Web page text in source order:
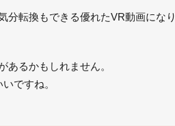
分転換もできる優れたVR動画になり
るかもしれません。
ですね。